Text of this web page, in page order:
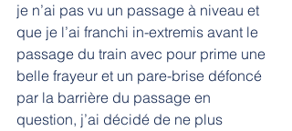
je n’ai pas vu un passage à niveau et
que je l’ai franchi in-extremis avant le
passage du train avec pour prime une
belle frayeur et un pare-brise défoncé
par la barrière du passage en
question, j’ai décidé de ne plus